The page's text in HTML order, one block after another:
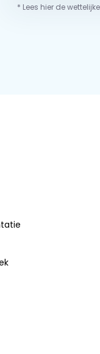
* Lees hier de